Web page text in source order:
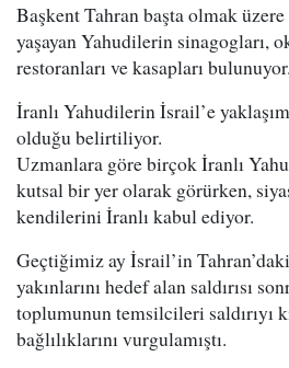
Başkent Tahran başta olmak
yaşayan Yahudilerin sinagogları,
restoranları ve kasapları bulunuyor.
İranlı Yahudilerin İsrail’e
olduğu belirtiliyor.
Uzmanlara göre birçok İranlı
kutsal bir yer olarak görürken,
kendilerini İranlı kabul ediyor.
Geçtiğimiz ay İsrail’in
yakınlarını hedef alan saldırısı
toplumunun temsilcileri saldırıyı
bağlılıklarını vurgulamıştı.